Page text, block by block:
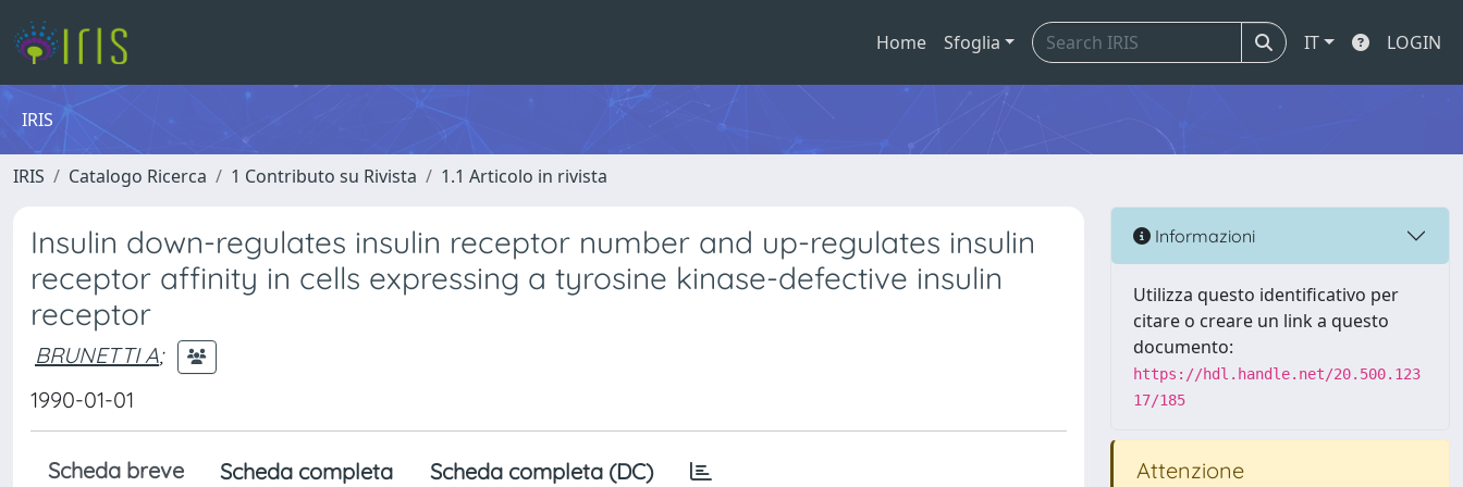
Home Sfoglia IT LOGIN
IRIS
IRIS Catalogo Ricerca 1 Contributo su Rivista 1.1 Articolo in rivista
Insulin down-regulates insulin receptor number and up-regulates insulin
receptor affinity in cells expressing a tyrosine kinase-defective insulin
receptor
BRUNETTI A;
1990-01-01
Scheda breve Scheda completa Scheda completa (DC)
Informazioni
Utilizza questo identificativo per
citare o creare un link a questo
documento:
https://hdl.handle.net/20.500.123
17/185
Attenzione